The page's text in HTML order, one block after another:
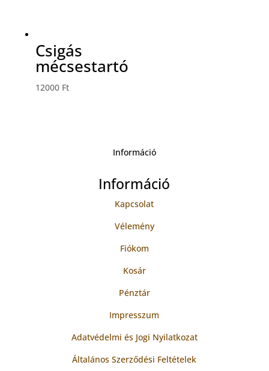
Csigás
mécsestartó
12000 Ft
Információ
Információ
Kapcsolat
Vélemény
Fiókom
Kosár
Pénztár
Impresszum
Adatvédelmi és Jogi Nyilatkozat
Általános Szerződési Feltételek